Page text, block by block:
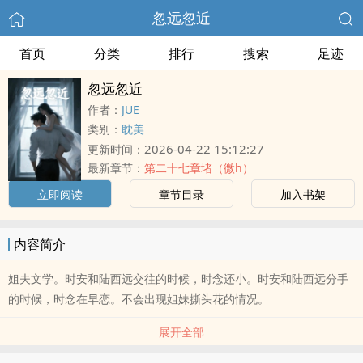
忽远忽近
首页 分类 排行 搜索 足迹
忽远忽近
作者： JUE
类别： 耽美
更新时间： 2026-04-22 15:12:27
最新章节： 第二十七章堵（微h）
立即阅读
章节目录 加入书架
内容简介
姐夫文学。时安和陆西远交往的时候，时念还小。时安和陆西远分手
的时候，时念在早恋。不会出现姐妹撕头花的情况。
展开全部